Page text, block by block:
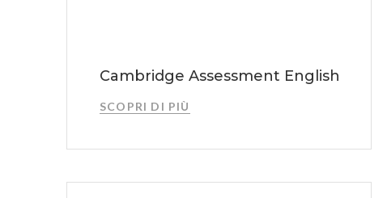
Cambridge Assessment English
SCOPRI DI PIÙ